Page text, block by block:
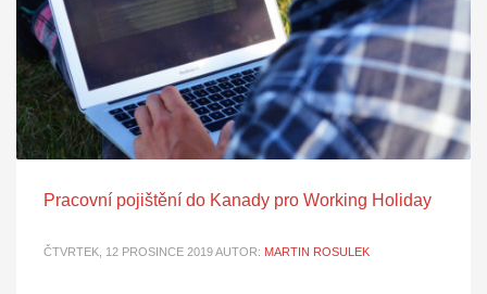
Pracovní pojištění do Kanady pro Working Holiday
ČTVRTEK, 12 PROSINCE 2019AUTOR: MARTIN ROSULEK